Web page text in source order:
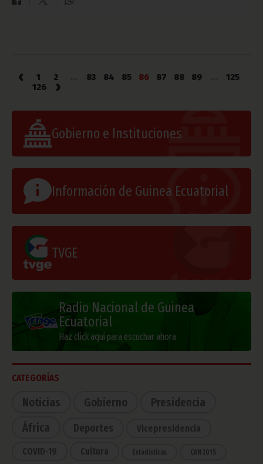
‹ 1 2 83 84 85 86 87 88 89
125
126
›
Gobierno e Instituciones
Información de Guinea Ecuatorial
TVGE
Radio Nacional de Guinea
Ecuatorial
Haz click aquí para escuchar ahora
CATEGORÍAS
Noticias Gobierno
Presidencia
África
Deportes Vicepresidencia
COVID-19 Cultura Estadísticas CAN 2015